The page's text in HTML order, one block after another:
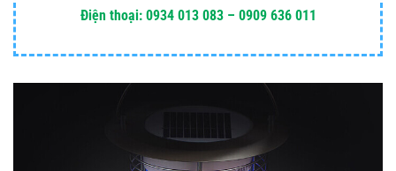
Điện thoại: 0934 013 083 – 0909 636 011